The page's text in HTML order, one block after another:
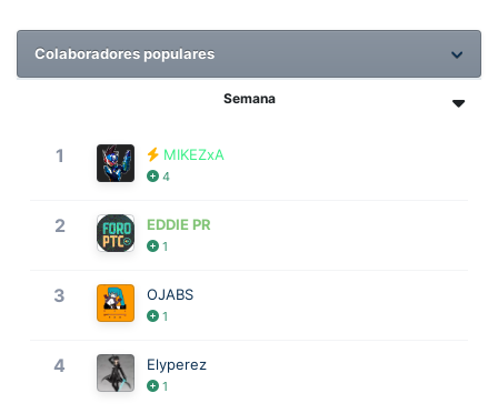
Colaboradores populares
Semana
1 MIKEZxA
4
2 EDDIE PR
1
3 OJABS
1
4 Elyperez
1